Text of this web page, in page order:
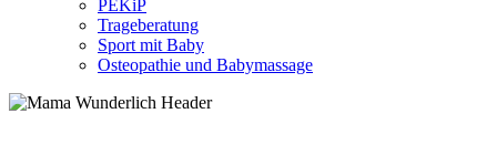
PEKiP
Trageberatung
Sport mit Baby
Osteopathie und Babymassage